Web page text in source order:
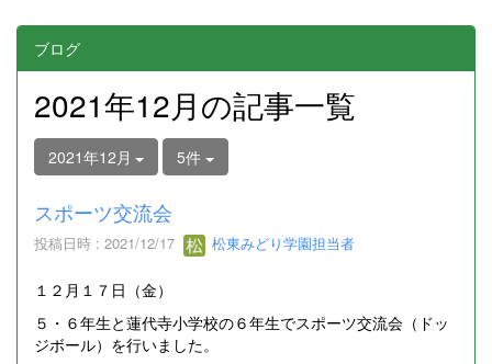
ブログ
2021年12月の記事一覧
2021年12月 5件
スポーツ交流会
投稿日時 : 2021/12/17 松東みどり学園担当者
１２月１７日（金）
５・６年生と蓮代寺小学校の６年生でスポーツ交流会（ドッ
ジボール）を行いました。